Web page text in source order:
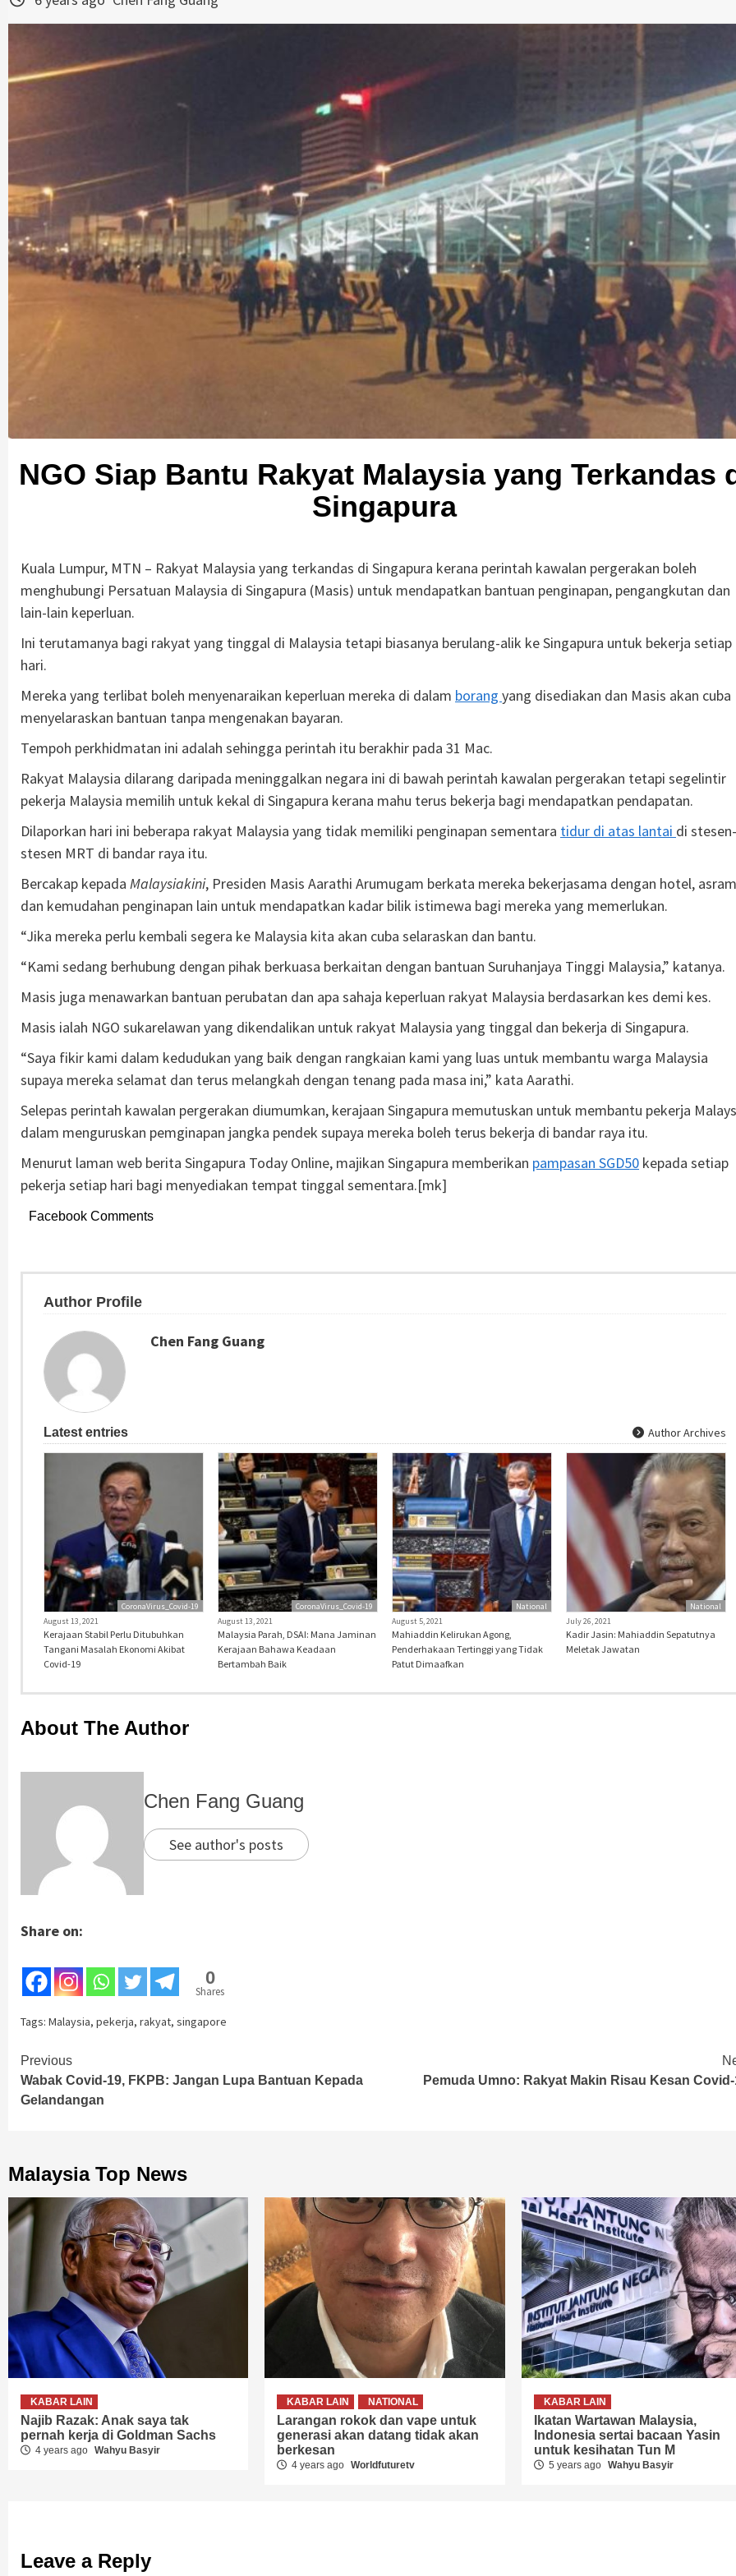
NGO Siap Bantu Rakyat Malaysia yang Terkandas
Singapura
Kuala Lumpur, MTN – Rakyat Malaysia yang terkandas di Singapura kerana perintah kawalan pergerakan boleh
menghubungi Persatuan Malaysia di Singapura (Masis) untuk mendapatkan bantuan penginapan, pengangkutan dan
lain-lain keperluan.
Ini terutamanya bagi rakyat yang tinggal di Malaysia tetapi biasanya berulang-alik ke Singapura untuk bekerja setiap
hari.
Mereka yang terlibat boleh menyenaraikan keperluan mereka di dalam borang yang disediakan dan Masis akan cuba
menyelaraskan bantuan tanpa mengenakan bayaran.
Tempoh perkhidmatan ini adalah sehingga perintah itu berakhir pada 31 Mac.
Rakyat Malaysia dilarang daripada meninggalkan negara ini di bawah perintah kawalan pergerakan tetapi segelintir
pekerja Malaysia memilih untuk kekal di Singapura kerana mahu terus bekerja bagi mendapatkan pendapatan.
Dilaporkan hari ini beberapa rakyat Malaysia yang tidak memiliki penginapan sementara tidur di atas lantai di stesen-
stesen MRT di bandar raya itu.
Bercakap kepada Malaysiakini, Presiden Masis Aarathi Arumugam berkata mereka bekerjasama dengan hotel,
dan kemudahan penginapan lain untuk mendapatkan kadar bilik istimewa bagi mereka yang memerlukan.
“Jika mereka perlu kembali segera ke Malaysia kita akan cuba selaraskan dan bantu.
“Kami sedang berhubung dengan pihak berkuasa berkaitan dengan bantuan Suruhanjaya Tinggi Malaysia,” katanya.
Masis juga menawarkan bantuan perubatan dan apa sahaja keperluan rakyat Malaysia berdasarkan kes demi kes.
Masis ialah NGO sukarelawan yang dikendalikan untuk rakyat Malaysia yang tinggal dan bekerja di Singapura.
“Saya fikir kami dalam kedudukan yang baik dengan rangkaian kami yang luas untuk membantu warga Malaysia
supaya mereka selamat dan terus melangkah dengan tenang pada masa ini,” kata Aarathi.
Selepas perintah kawalan pergerakan diumumkan, kerajaan Singapura memutuskan untuk membantu pekerja
dalam menguruskan pemginapan jangka pendek supaya mereka boleh terus bekerja di bandar raya itu.
Menurut laman web berita Singapura Today Online, majikan Singapura memberikan pampasan SGD50 kepada setiap
pekerja setiap hari bagi menyediakan tempat tinggal sementara.[mk]
Facebook Comments
Author Profile
Chen Fang Guang
Latest entries Author Archives
CoronaVirus_Covid-19
August 13, 2021
Kerajaan Stabil Perlu Ditubuhkan
Tangani Masalah Ekonomi Akibat
Covid-19
CoronaVirus_Covid-19
August 13, 2021
Malaysia Parah, DSAI: Mana Jaminan
Kerajaan Bahawa Keadaan
Bertambah Baik
National
August 5, 2021
Mahiaddin Kelirukan Agong,
Penderhakaan Tertinggi yang Tidak
Patut Dimaafkan
National
July 26, 2021
Kadir Jasin: Mahiaddin Sepatutnya
Meletak Jawatan
About The Author
Chen Fang Guang
See author's posts
Share on:
0
Shares
Tags: Malaysia, pekerja, rakyat, singapore
Continue
Reading
Previous
Wabak Covid-19, FKPB: Jangan Lupa Bantuan Kepada
Gelandangan
Pemuda Umno: Rakyat Makin Risau Kesan
Malaysia Top News
KABAR LAIN
Najib Razak: Anak saya tak
pernah kerja di Goldman Sachs
4 years ago Wahyu Basyir
KABAR LAIN NATIONAL
Larangan rokok dan vape untuk
generasi akan datang tidak akan
berkesan
4 years ago Worldfuturetv
KABAR LAIN
Ikatan Wartawan Malaysia,
Indonesia sertai bacaan Yasin
untuk kesihatan Tun M
5 years ago Wahyu Basyir
Leave a Reply